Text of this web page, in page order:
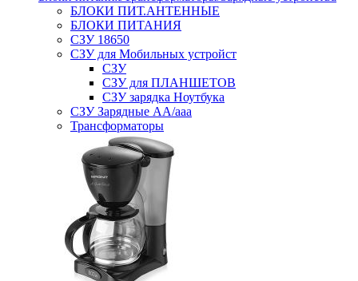
БЛОКИ ПИТ.АНТЕННЫЕ
БЛОКИ ПИТАНИЯ
СЗУ 18650
СЗУ для Мобильных устройст
СЗУ
СЗУ для ПЛАНШЕТОВ
СЗУ зарядка Ноутбука
СЗУ Зарядные АА/ааа
Трансформаторы